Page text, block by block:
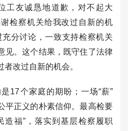
工友诚恳地道歉，对不起大
检察机关给我改过自新的机
分讨论，一致支持检察机关
见。这个结果，既守住了法律
改过自新的机会。
个家庭的期盼；一场“薪”
平正义的朴素信仰。最高检要
造福”，落实到基层检察履职